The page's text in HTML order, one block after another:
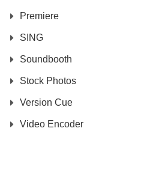
Premiere
SING
Soundbooth
Stock Photos
Version Cue
Video Encoder